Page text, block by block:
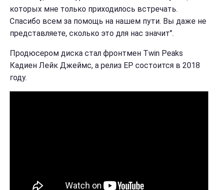
которых мне только приходилось встречать.
Спасибо всем за помощь на нашем пути. Вы даже не
представляете, сколько это для нас значит".
Продюсером диска стал фронтмен Twin Peaks
Кадиен Лейк Джеймс, а релиз EP состоится в 2018
году.